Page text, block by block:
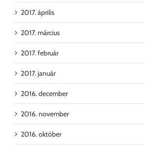
2017. április
2017. március
2017. február
2017. január
2016. december
2016. november
2016. október